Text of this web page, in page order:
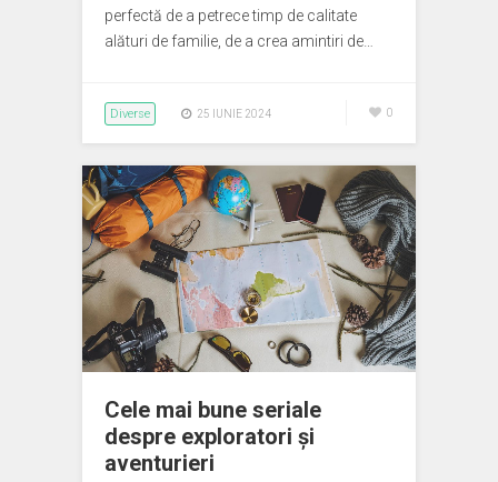
perfectă de a petrece timp de calitate
alături de familie, de a crea amintiri de…
Diverse 25 IUNIE 2024 0
Cele mai bune seriale
despre exploratori și
aventurieri